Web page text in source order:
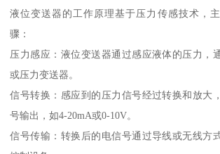
液位变送器的工作原理基于压力传感技术，
骤：
压力感应：液位变送器通过感应液体的压力，
或压力变送器。
信号转换：感应到的压力信号经过转换和放大
号输出，如4-20mA或0-10V。
信号传输：转换后的电信号通过导线或无线方